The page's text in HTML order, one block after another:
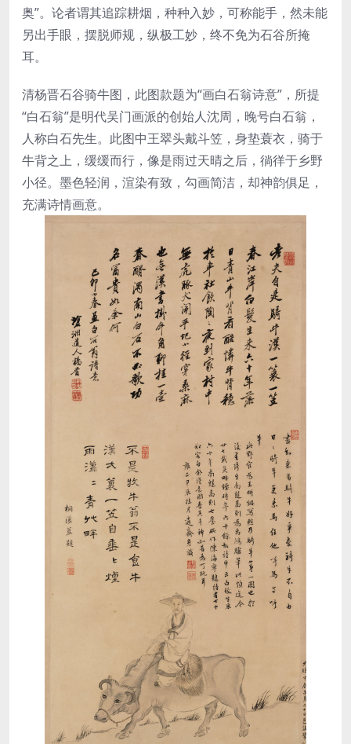
奥”。论者谓其追踪耕烟，种种入妙，可称能手，然未能
另出手眼，摆脱师规，纵极工妙，终不免为石谷所掩
耳。
清杨晋石谷骑牛图，此图款题为“画白石翁诗意”，所提
“白石翁”是明代吴门画派的创始人沈周，晚号白石翁，
人称白石先生。此图中王翠头戴斗笠，身垫蓑衣，骑于
牛背之上，缓缓而行，像是雨过天晴之后，徜徉于乡野
小径。墨色轻润，渲染有致，勾画简洁，却神韵俱足，
充满诗情画意。